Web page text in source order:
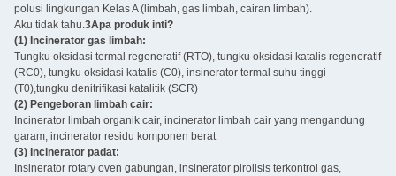
polusi lingkungan Kelas A (limbah, gas limbah, cairan limbah).
Aku tidak tahu.3Apa produk inti?
(1) Incinerator gas limbah:
Tungku oksidasi termal regeneratif (RTO), tungku oksidasi katalis regeneratif
(RC0), tungku oksidasi katalis (C0), insinerator termal suhu tinggi
(T0),tungku denitrifikasi katalitik (SCR)
(2) Pengeboran limbah cair:
Incinerator limbah organik cair, incinerator limbah cair yang mengandung
garam, incinerator residu komponen berat
(3) Incinerator padat:
Insinerator rotary oven gabungan, insinerator pirolisis terkontrol gas,